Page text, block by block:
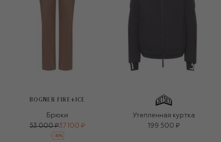
BOGNER FIRE+ICE
Брюки
53 000 ₽37 100 ₽
-30%
Утепленная куртка
199 500 ₽